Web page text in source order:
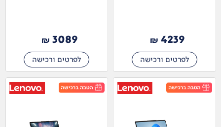
4239
₪
לפרטים ורכישה
3089
₪
לפרטים ורכישה